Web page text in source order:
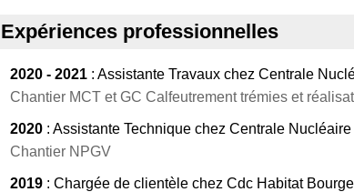
Expériences professionnelles
2020 - 2021 : Assistante Travaux chez Centrale
Chantier MCT et GC Calfeutrement trémies et
2020 : Assistante Technique chez Centrale
Chantier NPGV
2019 : Chargée de clientèle chez Cdc Habitat